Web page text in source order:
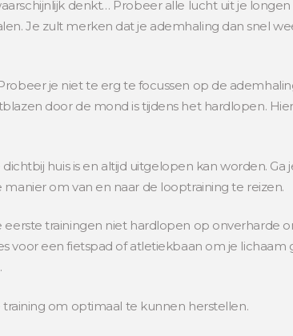
denkt… Probeer alle lucht uit je
Je zult merken dat je ademhaling dan snel
je niet te erg te focussen op de
door de mond is tijdens het hardlopen.
huis is en altijd uitgelopen kan worden. Ga
om van en naar de looptraining te reizen.
eerste trainingen niet hardlopen op onverharde
voor een fietspad of atletiekbaan om je
training om optimaal te kunnen herstellen.